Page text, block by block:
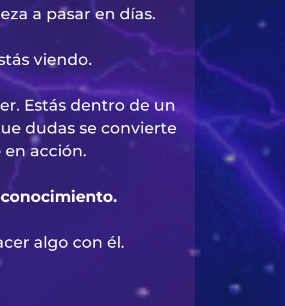
a pasar en días.
viendo.
Estás dentro de un
dudas se convierte
acción.
algo con él.